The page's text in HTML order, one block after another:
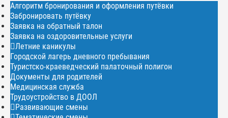
Алгоритм бронирования и оформления путёвки
Забронировать путёвку
Заявка на обратный талон
Заявка на оздоровительные услуги
Летние каникулы
Городской лагерь дневного пребывания
Туристско-краеведческий палаточный полигон
Документы для родителей
Медицинская служба
Трудоустройство в ДООЛ
Развивающие смены